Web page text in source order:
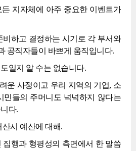
지자체에 아주 중요한 이벤트가
비하고 결정하는 시기로 각 부서와
공직자들이 바쁘게 움직입니다.
일지 알 수는 없습니다.
운 사정이고 우리 지역의 기업, 소
민들의 주머니도 넉넉하지 않다는
다.
시 예산에 대해.
집행과 형평성의 측면에서 한 말씀